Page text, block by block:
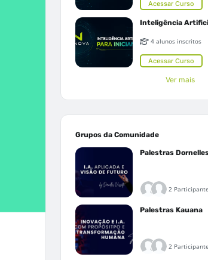
Acessar Curso
Inteligência
4 alunos inscritos
Acessar Curso
Ver mais
Grupos da Comunidade
Palestras
2
Palestras Kauana
2